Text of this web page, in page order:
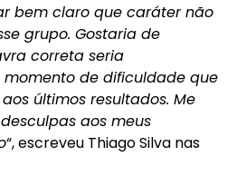
bem claro que caráter não
grupo. Gostaria de
correta seria
de dificuldade que
últimos resultados. Me
aos meus
“, escreveu Thiago Silva nas